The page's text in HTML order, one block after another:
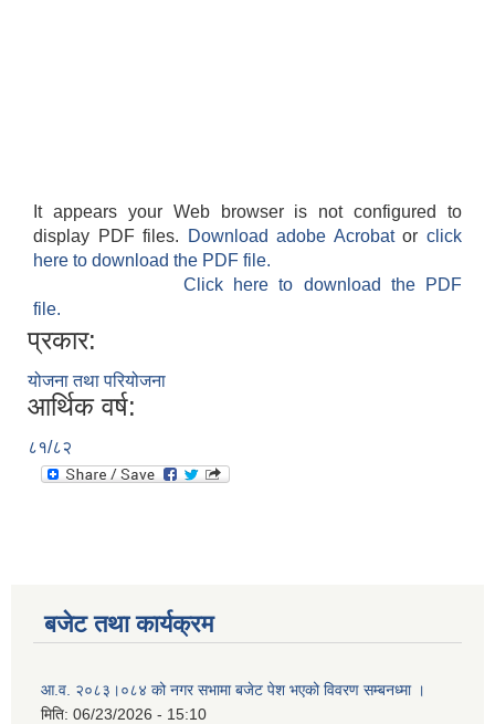
It appears your Web browser is not configured to
display PDF files.
Download adobe Acrobatorclick
here to download the PDF file.
Click here to download the PDF
file.
प्रकार:
योजना तथा परियोजना
आर्थिक वर्ष:
८१/८२
बजेट तथा कार्यक्रम
आ.व. २०८३।०८४ को नगर सभामा बजेट पेश भएको विवरण सम्बनध्मा ।
मिति: 06/23/2026 - 15:10